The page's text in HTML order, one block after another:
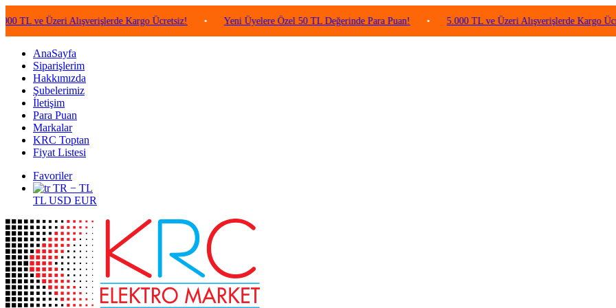
Üzeri Alışverişlerde Kargo Ücretsiz! • Yeni Üyelere Özel 50 TL Değerinde Para Puan! • 5.000 TL ve Üzeri Alışverişlerde Kargo Ücretsiz!
AnaSayfa
Siparişlerim
Hakkımızda
Şubelerimiz
İletişim
Para Puan
Markalar
KRC Toptan
Fiyat Listesi
Favoriler
TR − TL
TL USD EUR